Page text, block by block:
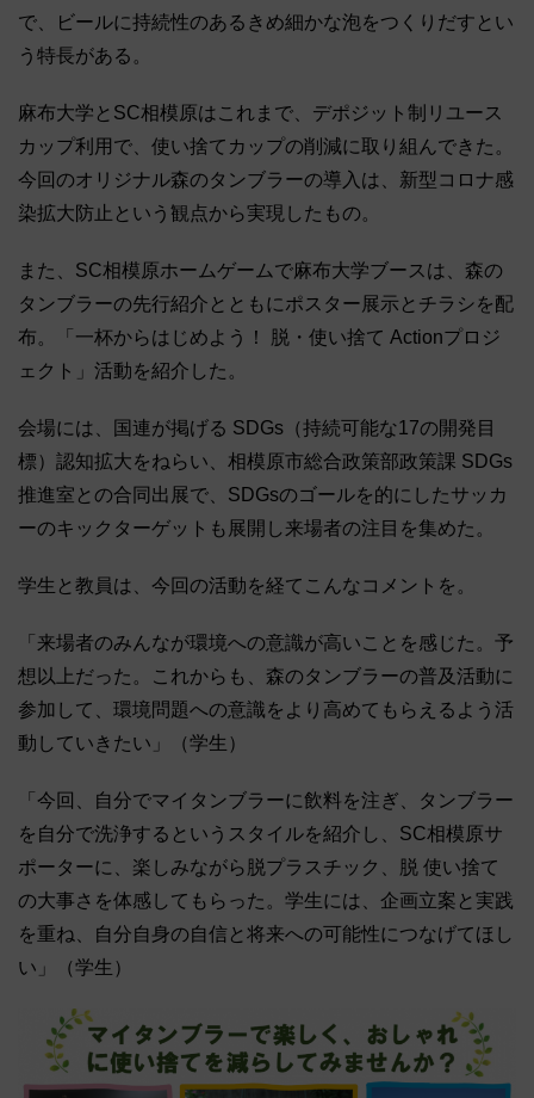
で、ビールに持続性のあるきめ細かな泡をつくりだすとい
う特長がある。
麻布大学とSC相模原はこれまで、デポジット制リユース
カップ利用で、使い捨てカップの削減に取り組んできた。
今回のオリジナル森のタンブラーの導入は、新型コロナ感
染拡大防止という観点から実現したもの。
また、SC相模原ホームゲームで麻布大学ブースは、森の
タンブラーの先行紹介とともにポスター展示とチラシを配
布。「一杯からはじめよう！ 脱・使い捨て Actionプロジ
ェクト」活動を紹介した。
会場には、国連が掲げる SDGs（持続可能な17の開発目
標）認知拡大をねらい、相模原市総合政策部政策課 SDGs
推進室との合同出展で、SDGsのゴールを的にしたサッカ
ーのキックターゲットも展開し来場者の注目を集めた。
学生と教員は、今回の活動を経てこんなコメントを。
「来場者のみんなが環境への意識が高いことを感じた。予
想以上だった。これからも、森のタンブラーの普及活動に
参加して、環境問題への意識をより高めてもらえるよう活
動していきたい」（学生）
「今回、自分でマイタンブラーに飲料を注ぎ、タンブラー
を自分で洗浄するというスタイルを紹介し、SC相模原サ
ポーターに、楽しみながら脱プラスチック、脱 使い捨て
の大事さを体感してもらった。学生には、企画立案と実践
を重ね、自分自身の自信と将来への可能性につなげてほし
い」（学生）